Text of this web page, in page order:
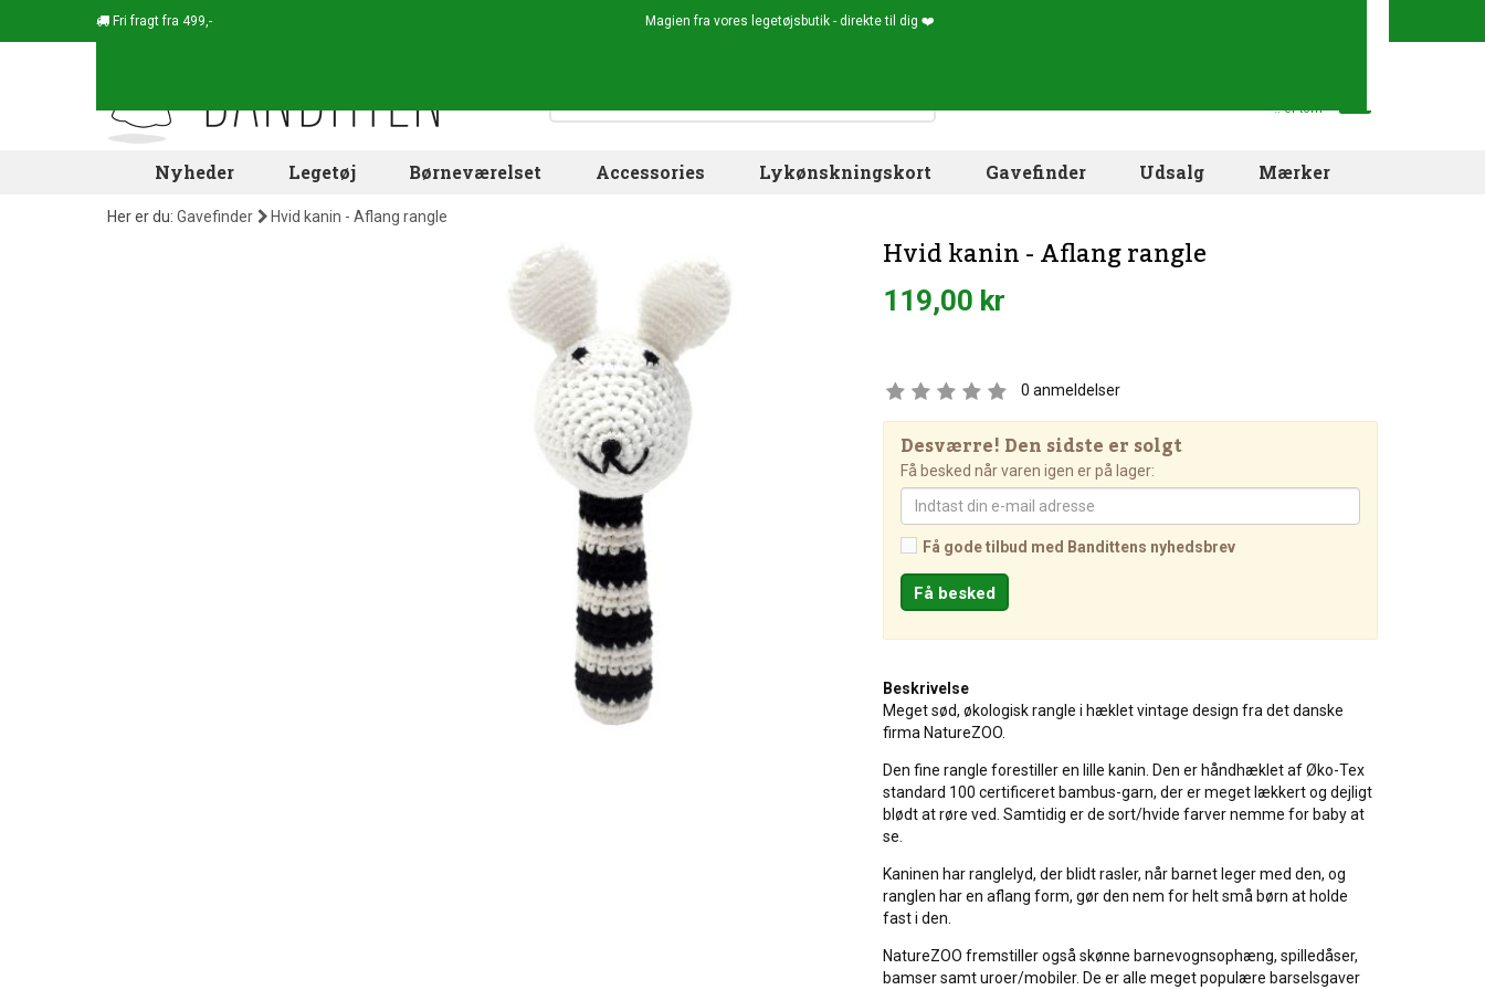
Fri fragt fra 499,- Magien fra vores legetøjsbutik - direkte til dig ❤️
.. er tom
Nyheder Legetøj Børneværelset Accessories Lykønskningskort Gavefinder Udsalg Mærker
Her er du: Gavefinder Hvid kanin - Aflang rangle
Hvid kanin - Aflang rangle
119,00 kr
0 anmeldelser
Desværre! Den sidste er solgt
Få besked når varen igen er på lager:
Få gode tilbud med Bandittens nyhedsbrev
Beskrivelse
Meget sød, økologisk rangle i hæklet vintage design fra det danske
firma NatureZOO.
Den fine rangle forestiller en lille kanin. Den er håndhæklet af Øko-Tex
standard 100 certificeret bambus-garn, der er meget lækkert og dejligt
blødt at røre ved. Samtidig er de sort/hvide farver nemme for baby at
se.
Kaninen har ranglelyd, der blidt rasler, når barnet leger med den, og
ranglen har en aflang form, gør den nem for helt små børn at holde
fast i den.
NatureZOO fremstiller også skønne barnevognsophæng, spilledåser,
bamser samt uroer/mobiler. De er alle meget populære barselsgaver